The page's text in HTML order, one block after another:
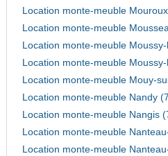
Location monte-meuble
Location monte-meuble
Location monte-meuble
Location monte-meuble
Location monte-meuble Mouy-
Location monte-meuble Nandy
Location monte-meuble Nangis
Location monte-meuble
Location monte-meuble